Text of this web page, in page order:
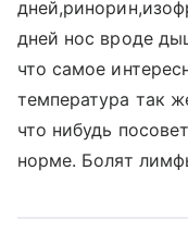
дней нос вроде
что самое
температура так
что нибудь
норме. Болят